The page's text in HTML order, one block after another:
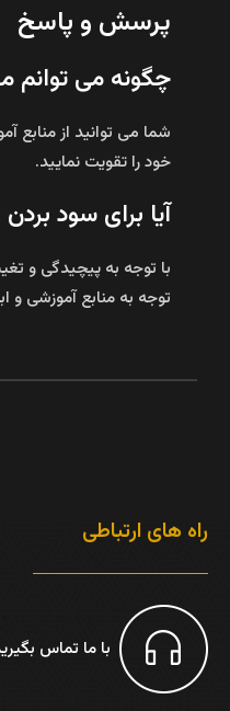
پرسش و پاسخ
چگونه می‌ توانم
شما می‌ توانید از منابع
خود را تقویت نمایید.
آیا برای سود
با توجه به پیچیدگی و
توجه به منابع آموزشی
راه های ارتباطی
با ما تماس